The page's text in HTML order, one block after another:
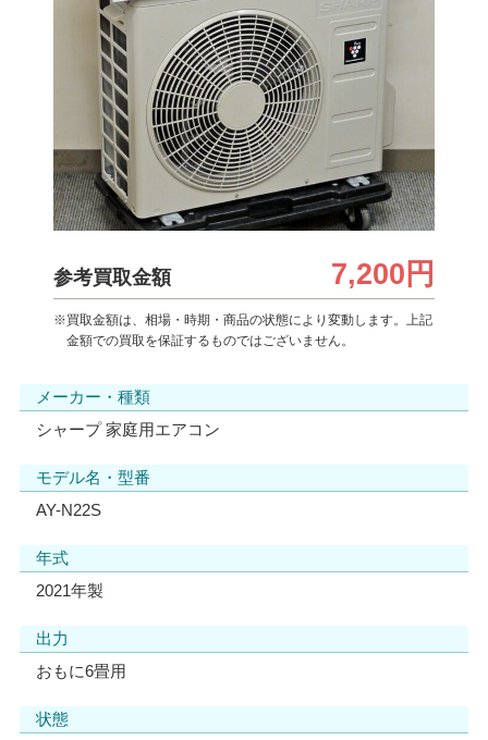
参考買取金額 7,200円
※買取金額は、相場・時期・商品の状態により変動します。上記
金額での買取を保証するものではございません。
メーカー・種類
シャープ 家庭用エアコン
モデル名・型番
AY-N22S
年式
2021年製
出力
おもに6畳用
状態